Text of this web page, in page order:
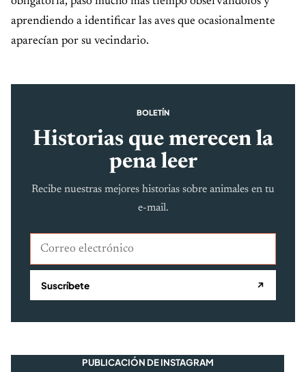
aprendiendo a identificar las aves que ocasionalmente
aparecían por su vecindario.
BOLETÍN
Historias que merecen la
pena leer
Recibe nuestras mejores historias sobre animales en tu
e-mail.
Correo electrónico
Suscríbete ↗
PUBLICACIÓN DE INSTAGRAM